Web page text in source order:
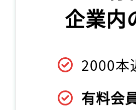
企業内
2000本
有料会